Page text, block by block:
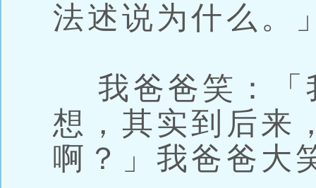
法述说为什么。
我爸爸笑：「
想，其实到后来
啊？」我爸爸大